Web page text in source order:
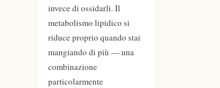
invece di ossidarli. Il
metabolismo lipidico si
riduce proprio quando stai
mangiando di più — una
combinazione
particolarmente